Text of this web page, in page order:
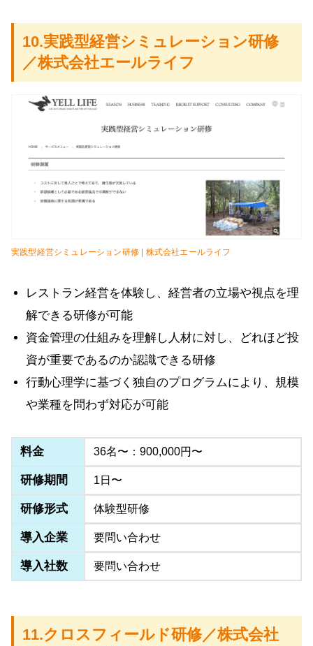
10.実践型経営シミュレーション研修
／株式会社エールライフ
実践型経営シミュレーション研修 | 株式会社エールライフ
レストラン経営を体験し、経営者の立場や視点を理
解できる研修が可能
資金管理の仕組みを理解し人材に対し、どれほど投
資が重要であるのか認識できる研修
行動心理学に基づく独自のプログラムにより、規模
や業種を問わず対応が可能
料金 36名〜：900,000円〜
研修期間 1日〜
研修形式 体験型研修
導入企業 要問い合わせ
導入社数 要問い合わせ
11.クロスフィールド研修／株式会社